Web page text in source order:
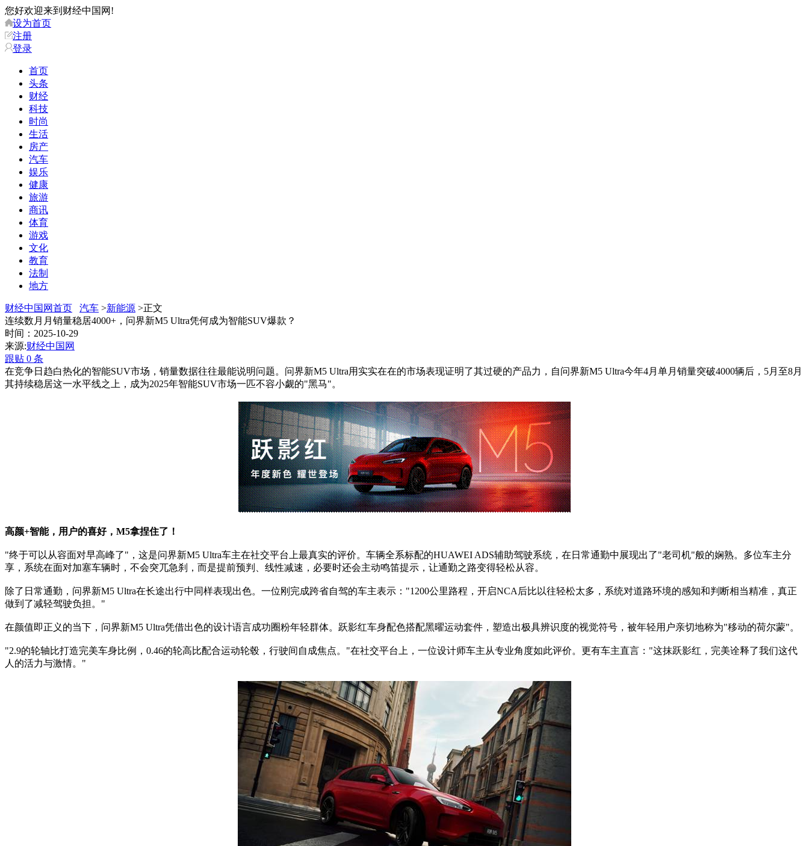
您好欢迎来到财经中国网!
设为首页
注册
登录
首页
头条
财经
科技
时尚
生活
房产
汽车
娱乐
健康
旅游
商讯
体育
游戏
文化
教育
法制
地方
财经中国网首页 汽车 >新能源 >正文
连续数月月销量稳居4000+，问界新M5 Ultra凭何成为智能SUV爆款？
时间：2025-10-29
来源:财经中国网
跟贴 0 条
在竞争日趋白热化的智能SUV市场，销量数据往往最能说明问题。问界新M5 Ultra用实实在在的市场表现证明了其过硬的产品力，自问界新M5 Ultra今年4月单月销量突破4000辆后，5月至8月
其持续稳居这一水平线之上，成为2025年智能SUV市场一匹不容小觑的"黑马"。
高颜+智能，用户的喜好，M5拿捏住了！
"终于可以从容面对早高峰了"，这是问界新M5 Ultra车主在社交平台上最真实的评价。车辆全系标配的HUAWEI ADS辅助驾驶系统，在日常通勤中展现出了"老司机"般的娴熟。多位车主分
享，系统在面对加塞车辆时，不会突兀急刹，而是提前预判、线性减速，必要时还会主动鸣笛提示，让通勤之路变得轻松从容。
除了日常通勤，问界新M5 Ultra在长途出行中同样表现出色。一位刚完成跨省自驾的车主表示："1200公里路程，开启NCA后比以往轻松太多，系统对道路环境的感知和判断相当精准，真正
做到了减轻驾驶负担。"
在颜值即正义的当下，问界新M5 Ultra凭借出色的设计语言成功圈粉年轻群体。跃影红车身配色搭配黑曜运动套件，塑造出极具辨识度的视觉符号，被年轻用户亲切地称为"移动的荷尔蒙"。
"2.9的轮轴比打造完美车身比例，0.46的轮高比配合运动轮毂，行驶间自成焦点。"在社交平台上，一位设计师车主从专业角度如此评价。更有车主直言："这抹跃影红，完美诠释了我们这代
人的活力与激情。"